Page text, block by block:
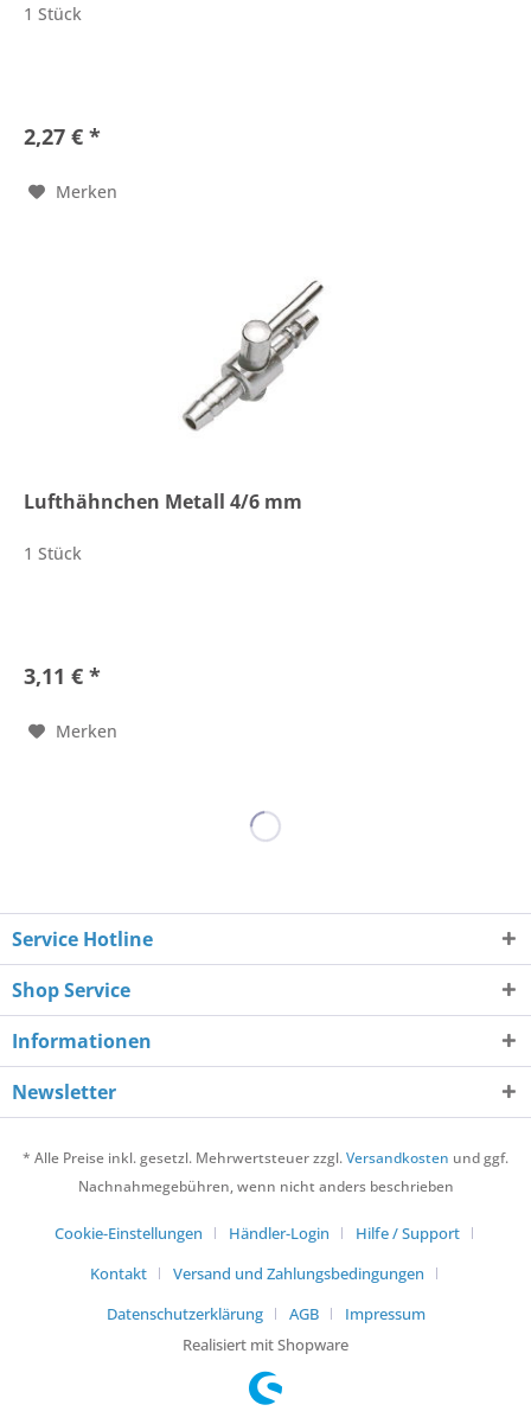
1 Stück
2,27 € *
Merken
Lufthähnchen Metall 4/6 mm
1 Stück
3,11 € *
Merken
Service Hotline
Shop Service
Informationen
Newsletter
* Alle Preise inkl. gesetzl. Mehrwertsteuer zzgl.Versandkosten und ggf.
Nachnahmegebühren, wenn nicht anders beschrieben
Cookie-Einstellungen Händler-Login
Hilfe / Support
Kontakt
Versand und Zahlungsbedingungen
Datenschutzerklärung
AGB
Impressum
Realisiert mit Shopware